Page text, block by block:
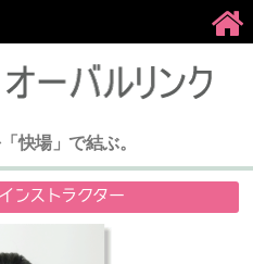
快場」で結ぶ。
ンストラクター